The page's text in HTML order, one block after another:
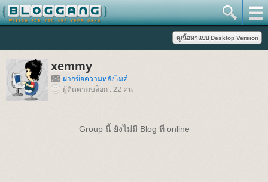
xemmy
ฝากข้อความหลังไมค์
ผู้ติดตามบล็อก : 22 คน
Group นี้ ยังไม่มี Blog ที่ online